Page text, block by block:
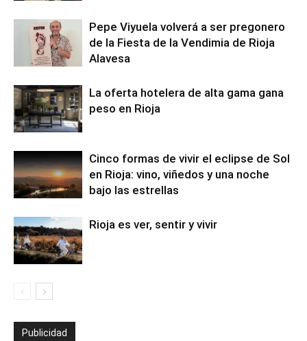
Pepe Viyuela volverá a ser pregonero
de la Fiesta de la Vendimia de Rioja
Alavesa
La oferta hotelera de alta gama gana
peso en Rioja
Cinco formas de vivir el eclipse de Sol
en Rioja: vino, viñedos y una noche
bajo las estrellas
Rioja es ver, sentir y vivir
Publicidad